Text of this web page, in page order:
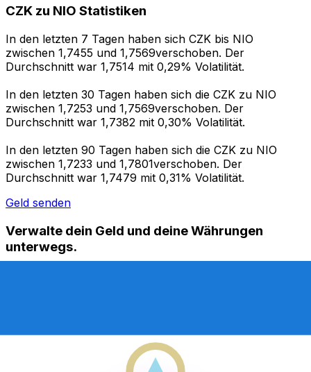
CZK zu NIO Statistiken
In den letzten 7 Tagen haben sich CZK bis NIO
zwischen 1,7455 und 1,7569verschoben. Der
Durchschnitt war 1,7514 mit 0,29% Volatilität.
In den letzten 30 Tagen haben sich die CZK zu NIO
zwischen 1,7253 und 1,7569verschoben. Der
Durchschnitt war 1,7382 mit 0,30% Volatilität.
In den letzten 90 Tagen haben sich die CZK zu NIO
zwischen 1,7233 und 1,7801verschoben. Der
Durchschnitt war 1,7479 mit 0,31% Volatilität.
Geld senden
Verwalte dein Geld und deine Währungen
unterwegs.